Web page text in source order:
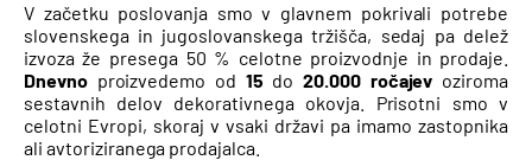
V začetku poslovanja smo v glavnem pokrivali potrebe
slovenskega in jugoslovanskega tržišča, sedaj pa delež
izvoza že presega 50 % celotne proizvodnje in prodaje.
Dnevnoproizvedemo od 15 do 20.000 ročajev oziroma
sestavnih delov dekorativnega okovja. Prisotni smo v
celotni Evropi, skoraj v vsaki državi pa imamo zastopnika
ali avtoriziranega prodajalca.